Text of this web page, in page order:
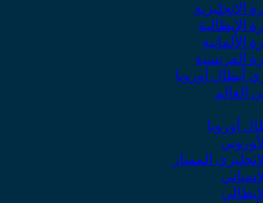
الإنجليزية
الإيطالية
الألمانية
الفرنسية
أبطال أوروبا
العالم
أوروبا
الممتاز